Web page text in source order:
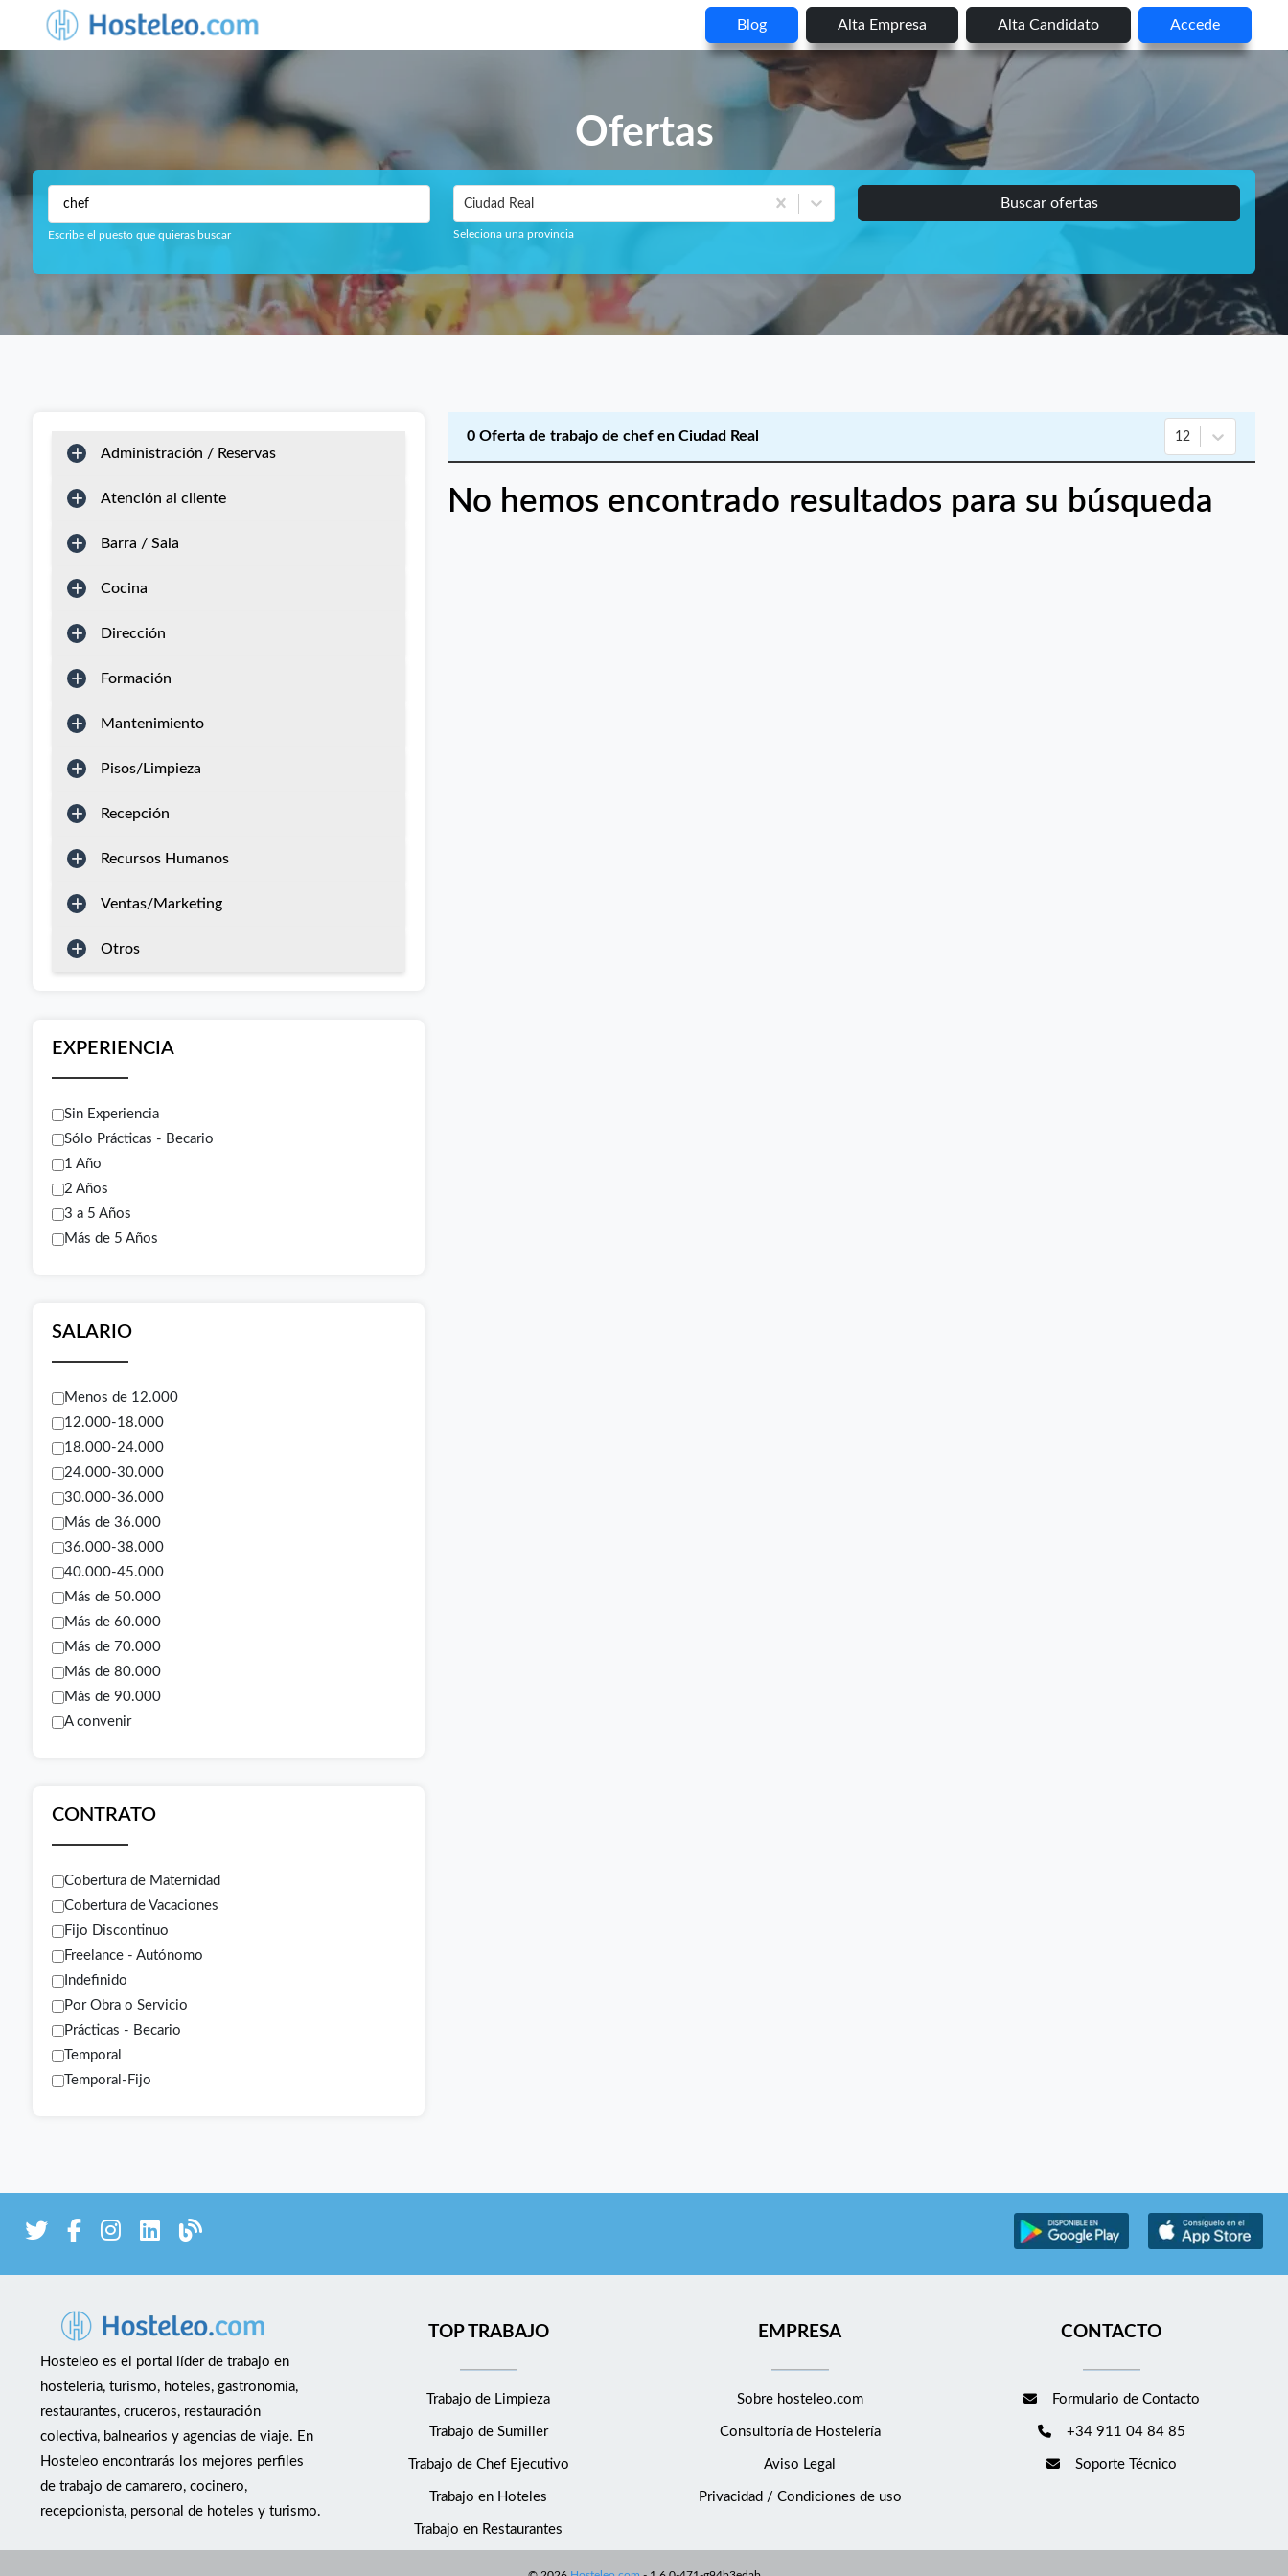
Blog Alta Empresa Alta Candidato Accede
Ofertas
Escribe el puesto que quieras buscar
Ciudad Real
Seleciona una provincia
Buscar ofertas
Administración / Reservas
Atención al cliente
Barra / Sala
Cocina
Dirección
Formación
Mantenimiento
Pisos/Limpieza
Recepción
Recursos Humanos
Ventas/Marketing
Otros
EXPERIENCIA
Sin Experiencia
Sólo Prácticas - Becario
1 Año
2 Años
3 a 5 Años
Más de 5 Años
SALARIO
Menos de 12.000
12.000-18.000
18.000-24.000
24.000-30.000
30.000-36.000
Más de 36.000
36.000-38.000
40.000-45.000
Más de 50.000
Más de 60.000
Más de 70.000
Más de 80.000
Más de 90.000
A convenir
CONTRATO
Cobertura de Maternidad
Cobertura de Vacaciones
Fijo Discontinuo
Freelance - Autónomo
Indefinido
Por Obra o Servicio
Prácticas - Becario
Temporal
Temporal-Fijo
0 Oferta de trabajo de chef en Ciudad Real 12
No hemos encontrado resultados para su búsqueda
Hosteleo es el portal líder de trabajo en
hostelería, turismo, hoteles, gastronomía,
restaurantes, cruceros, restauración
colectiva, balnearios y agencias de viaje. En
Hosteleo encontrarás los mejores perfiles
de trabajo de camarero, cocinero,
recepcionista, personal de hoteles y turismo.
TOP TRABAJO
Trabajo de Limpieza
Trabajo de Sumiller
Trabajo de Chef Ejecutivo
Trabajo en Hoteles
Trabajo en Restaurantes
EMPRESA
Sobre hosteleo.com
Consultoría de Hostelería
Aviso Legal
Privacidad / Condiciones de uso
CONTACTO
Formulario de Contacto
+34 911 04 84 85
Soporte Técnico